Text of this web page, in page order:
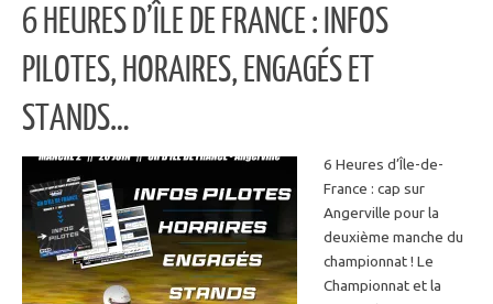
6 HEURES D’ÎLE DE FRANCE : INFOS
PILOTES, HORAIRES, ENGAGÉS ET
STANDS…
6 Heures d’Île-de-
France : cap sur
Angerville pour la
deuxième manche du
championnat ! Le
Championnat et la